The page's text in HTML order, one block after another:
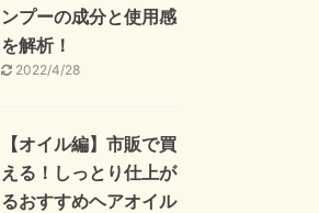
ンプーの成分と使用感
を解析！
2022/4/28
【オイル編】市販で買
える！しっとり仕上が
るおすすめヘアオイル